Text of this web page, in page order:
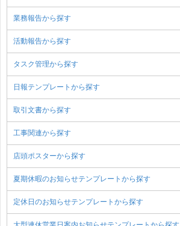
業務報告から探す
活動報告から探す
タスク管理から探す
日報テンプレートから探す
取引文書から探す
工事関連から探す
店頭ポスターから探す
夏期休暇のお知らせテンプレートから探す
定休日のお知らせテンプレートから探す